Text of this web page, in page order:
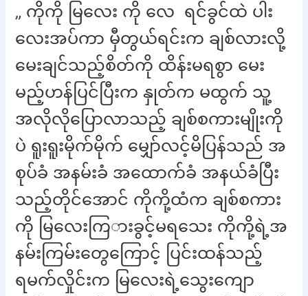
„ ကိုကို မြလေး ကို လေ ရင်ခွင်ထဲ ပါး
လေးအပ်ကာ မှီတွယ်ရင်းက ချစ်လားလို့
မေးချင်သည့်စိတ်ကို ထိန်းမရစွာ မေး
မည့်ဟန်ပြင်ပြီးက နှုတ်က မထွက် သူ့
အလိုလိုပြောလာသည့် ချစ်စကားမျိုးကို
ပဲ ရူးရူးမိုက်မိုက် မျှော်လင့်မိပြန်သည် အ
စုပ်ခံ အနမ်းခံ အထောက်ခံ အနယ်ခံပြီး
သည့်တိုင်အောင် ကိုကို့ထံက ချစ်စကား
ကို မြလေးကြားခွင့်မရသေး ကိုကို့ရဲ့အ
နမ်းကြမ်းတွေကြောင့် ပြင်းထန်သည့်
ရမက်လှိုင်းက မြလေးရဲ့သွေးကျော